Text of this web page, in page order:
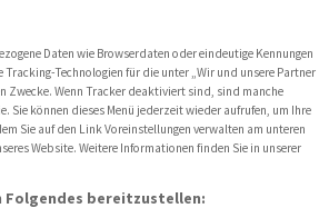
Daten wie Browserdaten oder eindeutige Kennungen
Technologien für die unter „Wir und unsere Partner
Zwecke. Wenn Tracker deaktiviert sind, sind manche
Sie können dieses Menü jederzeit wieder aufrufen, um Ihre
Sie auf den Link Voreinstellungen verwalten am unteren
Website. Weitere Informationen finden Sie in unserer
Folgendes bereitzustellen: